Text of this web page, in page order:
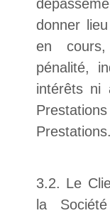
donner
en
pénalité,
intérêts ni
Prestations.
3.2. Le
la